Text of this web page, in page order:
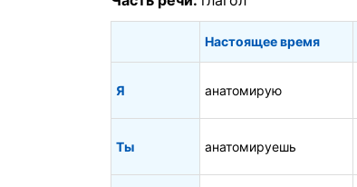
Настоящее время
Я анатомирую
Ты анатомируешь